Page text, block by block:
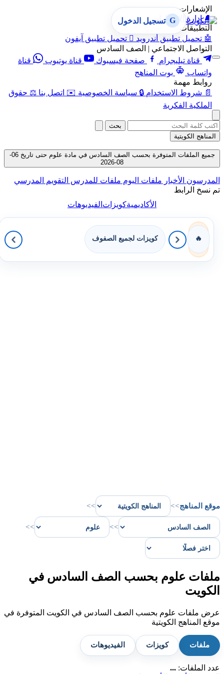
الإشعارات
🔔 إدارة الإشعارات
التطبيقات
🤖 تحميل تطبيق أندرويد  تحميل تطبيق آيفون
التواصل الاجتماعي | الصف السادس
قناة تيليجرام
صفحة فيسبوك قناة يوتيوب
قناة
واتساب
بوت المناهج
روابط مهمة
📄 شروط الاستخدام 🔒 سياسة الخصوصية ✉️ اتصل بنا ⚖️ حقوق
الملكية الفكرية
G تسجيل الدخول
بحث
المناهج الكويتية
جميع الملفات المتوفرة بحسب الصف السادس في مادة علوم حتى تاريخ 06-
08-2026
المدرسون الأخبار ملفات اليوم ملفات للمدرس التقويم المدرسي
تم نسخ الرابط
الأكاديميةكويزاتالفيديوهات
🔥 كويزات لجميع الصفوف
موقع المناهج>>
>>
>>
>>
ملفات علوم بحسب الصف السادس في
الكويت
عرض ملفات علوم بحسب الصف السادس في الكويت المتوفرة في
موقع المناهج الكويتية
ملفات كويزات الفيديوهات
عدد الملفات: ...